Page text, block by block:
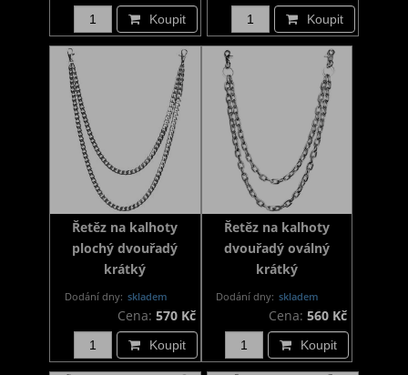
Koupit Koupit
Řetěz na kalhoty
plochý dvouřadý
krátký
Dodání dny: skladem
Cena: 570 Kč
Koupit
Řetěz na kalhoty
dvouřadý oválný
krátký
Dodání dny: skladem
Cena:560 Kč
Koupit